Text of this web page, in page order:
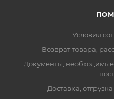
Условия
Возврат товара,
Документы,
Доставка,